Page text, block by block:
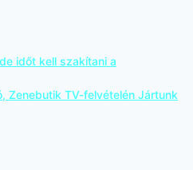
időt kell szakítani a
Zenebutik TV-felvételén Jártunk